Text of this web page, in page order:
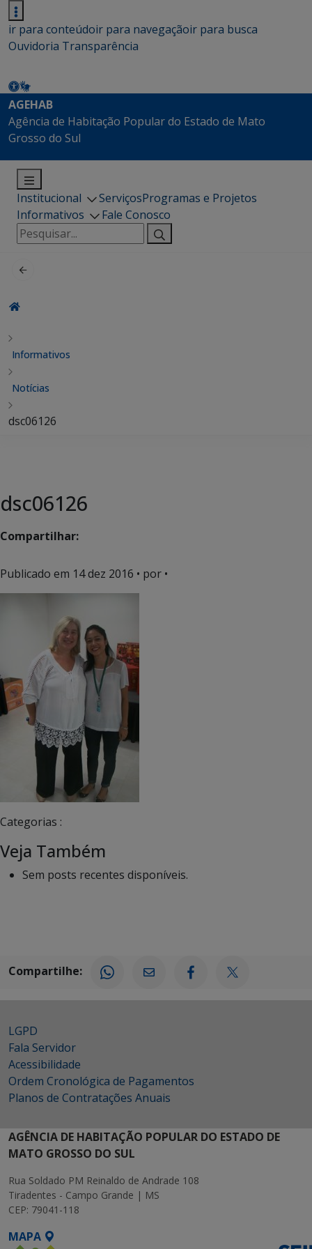
ir para conteúdoir para navegaçãoir para busca
Ouvidoria Transparência
AGEHAB
Agência de Habitação Popular do Estado de Mato
Grosso do Sul
Institucional ServiçosProgramas e Projetos
Informativos
Fale Conosco
Pesquisar
por:
Informativos
Notícias
dsc06126
dsc06126
Compartilhar:
Publicado em 14 dez 2016 • por •
Categorias :
Veja Também
Sem posts recentes disponíveis.
Compartilhe:
LGPD
Fala Servidor
Acessibilidade
Ordem Cronológica de Pagamentos
Planos de Contratações Anuais
AGÊNCIA DE HABITAÇÃO POPULAR DO ESTADO DE
MATO GROSSO DO SUL
Rua Soldado PM Reinaldo de Andrade 108
Tiradentes - Campo Grande | MS
CEP: 79041-118
MAPA